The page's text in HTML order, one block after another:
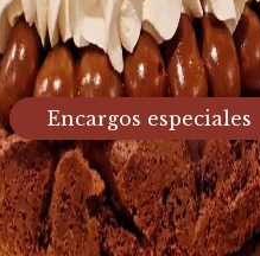
gazta
Encargos especiales